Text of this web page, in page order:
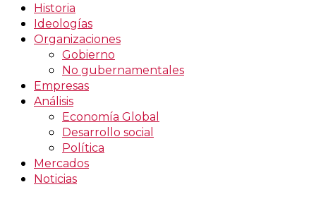
Historia
Ideologías
Organizaciones
Gobierno
No gubernamentales
Empresas
Análisis
Economía Global
Desarrollo social
Política
Mercados
Noticias